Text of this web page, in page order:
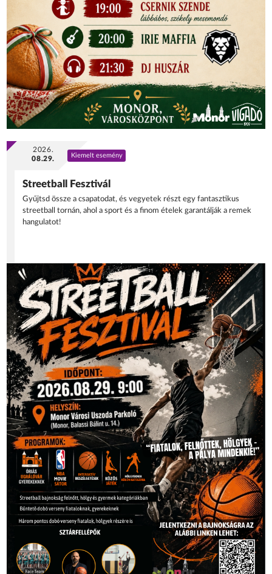
2026.
08.29.
Kiemelt esemény
Streetball Fesztivál
Gyűjtsd össze a csapatodat, és vegyetek részt egy fantasztikus
streetball tornán, ahol a sport és a finom ételek garantálják a remek
hangulatot!